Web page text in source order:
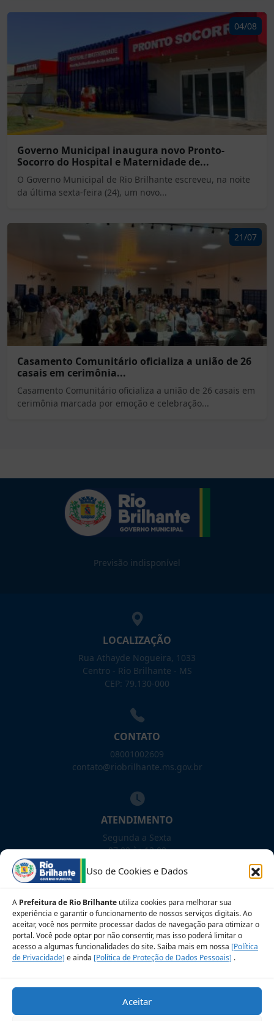
Uso de Cookies e Dados
A Prefeitura de Rio Brilhante utiliza cookies para melhorar sua
experiência e garantir o funcionamento de nossos serviços digitais. Ao
aceitar, você nos permite processar dados de navegação para otimizar o
portal. Você pode optar por não consentir, mas isso poderá limitar o
acesso a algumas funcionalidades do site. Saiba mais em nossa [Política
de Privacidade] e ainda [Política de Proteção de Dados Pessoais] .
Aceitar
04/08
Governo Municipal inaugura novo Pronto-
Socorro do Hospital e Maternidade de...
O Governo Municipal de Rio Brilhante escreveu, na noite
da última sexta-feira (24), um novo...
21/07
Casamento Comunitário oficializa a união de 26
casais em cerimônia...
Casamento Comunitário oficializa a união de 26 casais em
cerimônia marcada por emoção e celebração...
Previsão indisponível
LOCALIZAÇÃO
Rua Athayde Nogueira, 1033
Centro - Rio Brilhante - MS
CEP: 79.130-000
CONTATO
08001002609
contato@riobrilhante.ms.gov.br
ATENDIMENTO
Segunda a Sexta
07:00 às 13:00
NOSSAS REDES!
Siga para novidades
Sobre a LGPD
Perguntas frequentes
Avalie nosso site